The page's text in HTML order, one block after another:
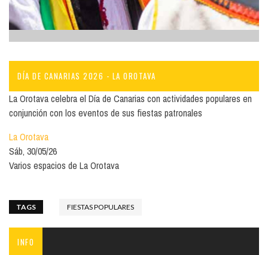
DÍA DE CANARIAS 2026 - LA OROTAVA
La Orotava celebra el Día de Canarias con actividades populares en
conjunción con los eventos de sus fiestas patronales
La Orotava
Sáb, 30/05/26
Varios espacios de La Orotava
TAGS FIESTAS POPULARES
INFO